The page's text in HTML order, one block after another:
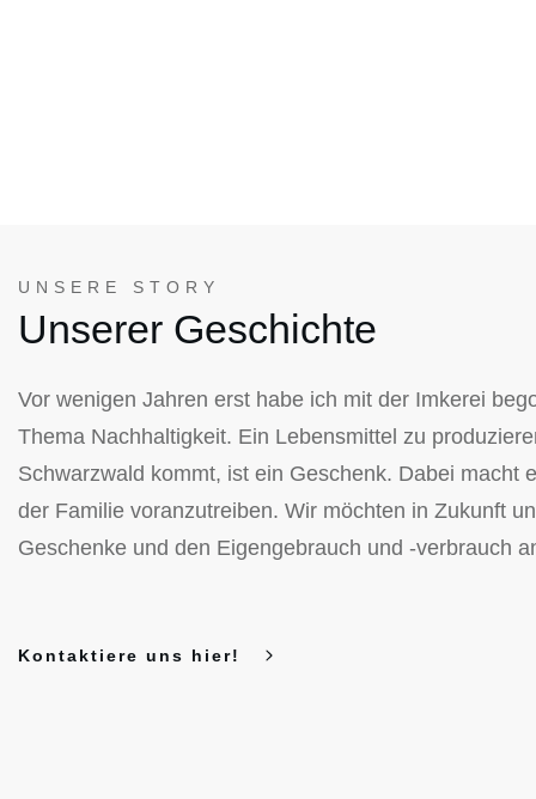
UNSERE STORY
Unserer Geschichte
Vor wenigen Jahren erst habe ich mit der Imkerei
Thema Nachhaltigkeit. Ein Lebensmittel zu
Schwarzwald kommt, ist ein Geschenk. Dabei macht
der Familie voranzutreiben. Wir möchten in Zukunft
Geschenke und den Eigengebrauch und -verbrauch
Kontaktiere uns hier!